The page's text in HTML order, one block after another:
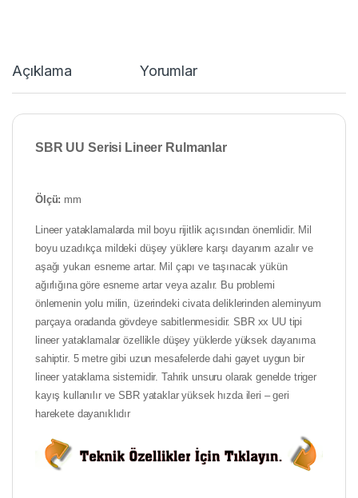
Açıklama Yorumlar
SBR UU Serisi Lineer Rulmanlar
Ölçü: mm
Lineer yataklamalarda mil boyu rijitlik açısından önemlidir. Mil
boyu uzadıkça mildeki düşey yüklere karşı dayanım azalır ve
aşağı yukarı esneme artar. Mil çapı ve taşınacak yükün
ağırlığına göre esneme artar veya azalır. Bu problemi
önlemenin yolu milin, üzerindeki civata deliklerinden aleminyum
parçaya oradanda gövdeye sabitlenmesidir. SBR xx UU tipi
lineer yataklamalar özellikle düşey yüklerde yüksek dayanıma
sahiptir. 5 metre gibi uzun mesafelerde dahi gayet uygun bir
lineer yataklama sistemidir. Tahrik unsuru olarak genelde triger
kayış kullanılır ve SBR yataklar yüksek hızda ileri – geri
harekete dayanıklıdır